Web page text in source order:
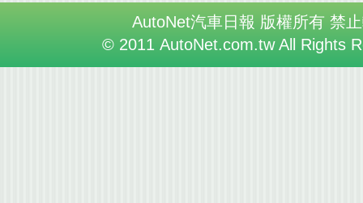
AutoNet汽車日報 版權所有 禁
© 2011 AutoNet.com.tw All Rights